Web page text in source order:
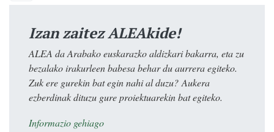
Izan zaitez ALEAkide!
ALEA da Arabako euskarazko aldizkari bakarra, eta zu
bezalako irakurleen babesa behar du aurrera egiteko.
Zuk ere gurekin bat egin nahi al duzu? Aukera
ezberdinak dituzu gure proiektuarekin bat egiteko.
Informazio gehiago